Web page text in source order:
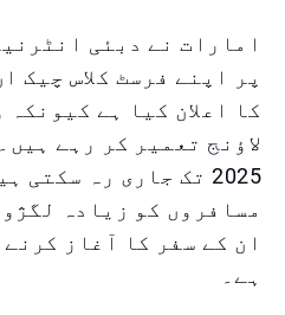
پر اپنے فرسٹ کلاس چیک
کا اعلان کیا ہے
لاؤنج تعمیر کر رہے
2025 تک جاری رہ
مسافروں کو زیادہ
ان کے سفر کا آغاز
ہے۔